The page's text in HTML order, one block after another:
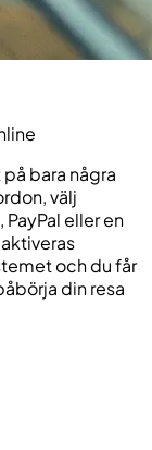
bara några
välj
eller en
och du får
din resa